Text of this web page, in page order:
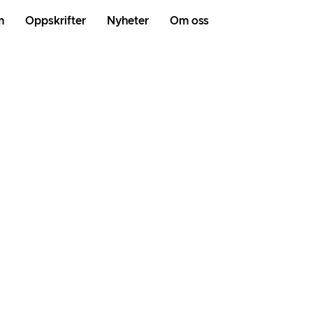
Oppskrifter Nyheter Om oss